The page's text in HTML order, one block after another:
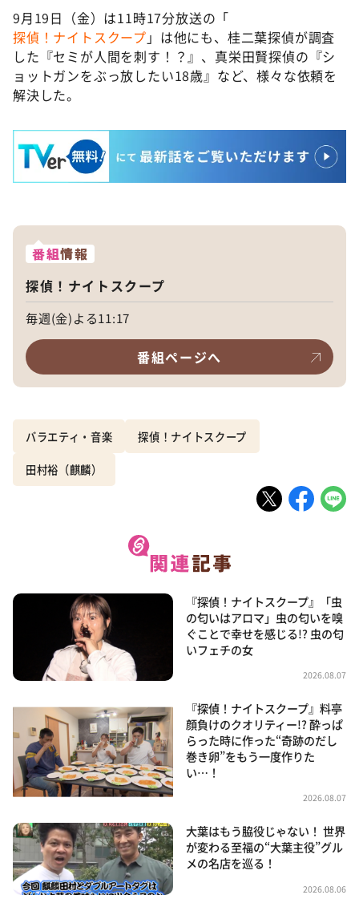
9月19日（金）は11時17分放送の「
探偵！ナイトスクープ 」は他にも、桂二葉探偵が調査
した『セミが人間を刺す！？』、真栄田賢探偵の『シ
ョットガンをぶっ放したい18歳』など、様々な依頼を
解決した。
番組情報
探偵！ナイトスクープ
毎週(金)よる11:17
番組ページへ
バラエティ・音楽 探偵！ナイトスクープ
田村裕（麒麟）
『探偵！ナイトスクープ』「虫
の匂いはアロマ」虫の匂いを嗅
ぐことで幸せを感じる!? 虫の匂
いフェチの女
2026.08.07
『探偵！ナイトスクープ』料亭
顔負けのクオリティー!? 酔っぱ
らった時に作った“奇跡のだし
巻き卵”をもう一度作りた
い…！
2026.08.07
大葉はもう脇役じゃない！ 世界
が変わる至福の“大葉主役”グル
メの名店を巡る！
2026.08.06